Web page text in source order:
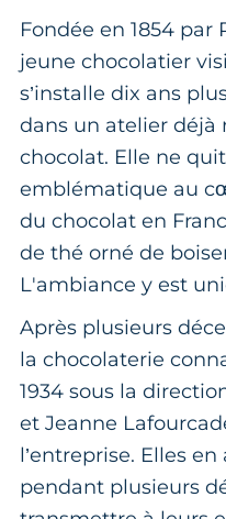
Fondée en 1854 par
jeune chocolatier
s’installe dix ans
dans un atelier déjà
chocolat. Elle ne
emblématique au
du chocolat en
de thé orné de
L'ambiance y est
Après plusieurs
la chocolaterie
1934 sous la
et Jeanne
l’entreprise. Elles
pendant plusieurs